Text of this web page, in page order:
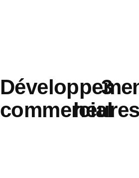
commercial
3
heures